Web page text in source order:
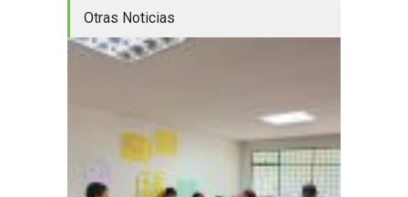
Otras Noticias